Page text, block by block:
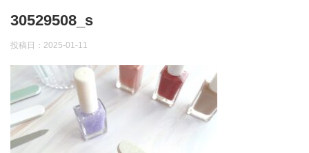
30529508_s
投稿日： 2025-01-11